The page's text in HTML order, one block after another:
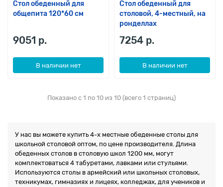
Стол обеденный для
общепита 120*60 см
9051 р.
В наличии нет
Стол обеденный для
столовой, 4-местный, на
ронделлах
7254 р.
В наличии нет
Показано с 1 по 10 из 10 (всего 1 страниц)
У нас вы можете купить 4-х местные обеденные столы для
школьной столовой оптом, по цене производителя. Длина
обеденных столов в столовую школ 1200 мм, могут
комплектоваться 4 табуретами, лавками или стульями.
Используются столы в армейский или школьных столовых,
техникумах, гимназиях и лицеях, колледжах, для учеников и